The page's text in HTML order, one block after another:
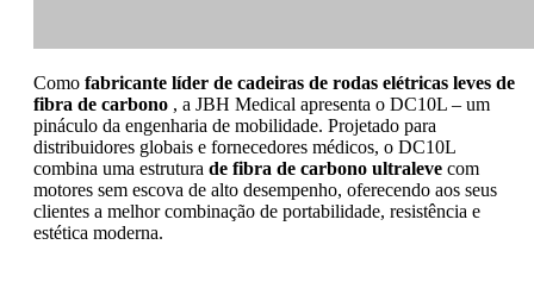
Como fabricante líder de cadeiras de rodas elétricas leves de
fibra de carbono , a JBH Medical apresenta o DC10L – um
pináculo da engenharia de mobilidade. Projetado para
distribuidores globais e fornecedores médicos, o DC10L
combina uma estrutura de fibra de carbono ultraleve com
motores sem escova de alto desempenho, oferecendo aos seus
clientes a melhor combinação de portabilidade, resistência e
estética moderna.